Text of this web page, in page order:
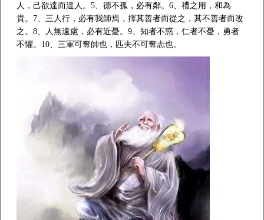
人，己欲達而達人。5、德不孤，必有鄰。6、禮之用，和為
貴。7、三人行，必有我師焉，擇其善者而從之，其不善者而改
之。8、人無遠慮，必有近憂。9、知者不惑，仁者不憂，勇者
不懼。10、三軍可奪帥也，匹夫不可奪志也。